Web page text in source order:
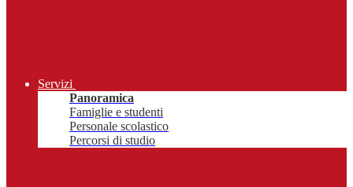
Servizi
Panoramica
Famiglie e studenti
Personale scolastico
Percorsi di studio